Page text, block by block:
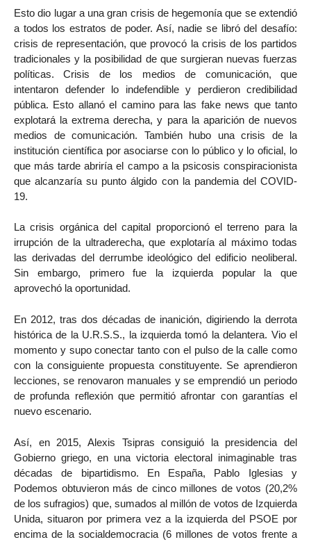
Esto dio lugar a una gran crisis de hegemonía que se extendió
a todos los estratos de poder. Así, nadie se libró del desafío:
crisis de representación, que provocó la crisis de los partidos
tradicionales y la posibilidad de que surgieran nuevas fuerzas
políticas. Crisis de los medios de comunicación, que
intentaron defender lo indefendible y perdieron credibilidad
pública. Esto allanó el camino para las fake news que tanto
explotará la extrema derecha, y para la aparición de nuevos
medios de comunicación. También hubo una crisis de la
institución científica por asociarse con lo público y lo oficial, lo
que más tarde abriría el campo a la psicosis conspiracionista
que alcanzaría su punto álgido con la pandemia del COVID-
19.
La crisis orgánica del capital proporcionó el terreno para la
irrupción de la ultraderecha, que explotaría al máximo todas
las derivadas del derrumbe ideológico del edificio neoliberal.
Sin embargo, primero fue la izquierda popular la que
aprovechó la oportunidad.
En 2012, tras dos décadas de inanición, digiriendo la derrota
histórica de la U.R.S.S., la izquierda tomó la delantera. Vio el
momento y supo conectar tanto con el pulso de la calle como
con la consiguiente propuesta constituyente. Se aprendieron
lecciones, se renovaron manuales y se emprendió un periodo
de profunda reflexión que permitió afrontar con garantías el
nuevo escenario.
Así, en 2015, Alexis Tsipras consiguió la presidencia del
Gobierno griego, en una victoria electoral inimaginable tras
décadas de bipartidismo. En España, Pablo Iglesias y
Podemos obtuvieron más de cinco millones de votos (20,2%
de los sufragios) que, sumados al millón de votos de Izquierda
Unida, situaron por primera vez a la izquierda del PSOE por
encima de la socialdemocracia (6 millones de votos frente a